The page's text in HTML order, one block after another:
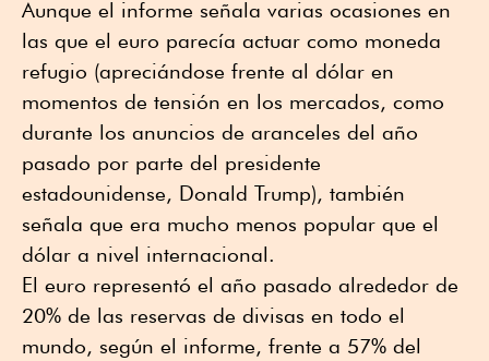
Aunque el informe señala varias ocasiones en
las que el euro parecía actuar como moneda
refugio (apreciándose frente al dólar en
momentos de tensión en los mercados, como
durante los anuncios de aranceles del año
pasado por parte del presidente
estadounidense, Donald Trump), también
señala que era mucho menos popular que el
dólar a nivel internacional.
El euro representó el año pasado alrededor de
20% de las reservas de divisas en todo el
mundo, según el informe, frente a 57% del